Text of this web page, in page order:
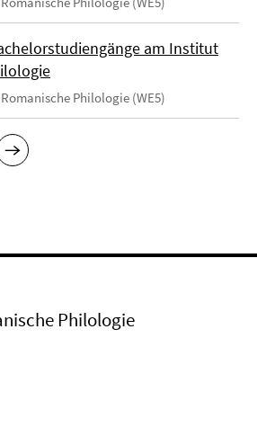
am Institut
Philologie (WE5)
Philologie